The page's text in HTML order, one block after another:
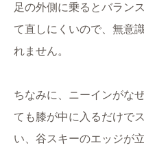
足の外側に乗るとバラン
て直しにくいので、無意
れません。
ちなみに、ニーインがな
ても膝が中に入るだけで
い、谷スキーのエッジが